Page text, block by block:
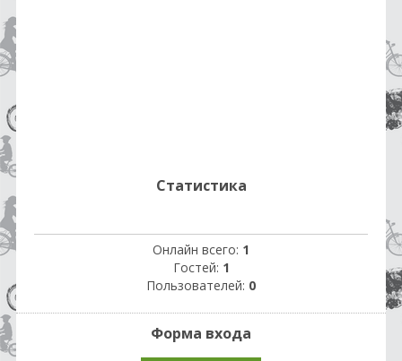
Статистика
Онлайн всего: 1
Гостей: 1
Пользователей: 0
Форма входа